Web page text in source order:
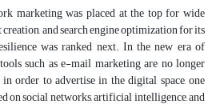
marketing was placed at the top for wide
creation, and search engine optimization for its
was ranked next. In the new era of
such as e-mail marketing are no longer
order to advertise in the digital space, one
on social networks, artificial intelligence, and